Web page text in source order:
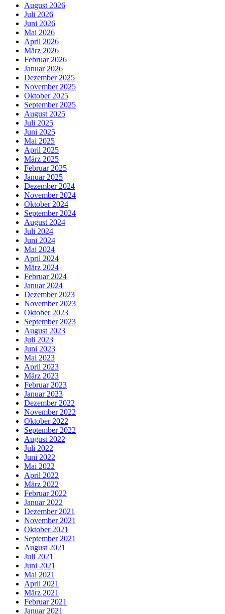
August 2026
Juli 2026
Juni 2026
Mai 2026
April 2026
März 2026
Februar 2026
Januar 2026
Dezember 2025
November 2025
Oktober 2025
September 2025
August 2025
Juli 2025
Juni 2025
Mai 2025
April 2025
März 2025
Februar 2025
Januar 2025
Dezember 2024
November 2024
Oktober 2024
September 2024
August 2024
Juli 2024
Juni 2024
Mai 2024
April 2024
März 2024
Februar 2024
Januar 2024
Dezember 2023
November 2023
Oktober 2023
September 2023
August 2023
Juli 2023
Juni 2023
Mai 2023
April 2023
März 2023
Februar 2023
Januar 2023
Dezember 2022
November 2022
Oktober 2022
September 2022
August 2022
Juli 2022
Juni 2022
Mai 2022
April 2022
März 2022
Februar 2022
Januar 2022
Dezember 2021
November 2021
Oktober 2021
September 2021
August 2021
Juli 2021
Juni 2021
Mai 2021
April 2021
März 2021
Februar 2021
Januar 2021